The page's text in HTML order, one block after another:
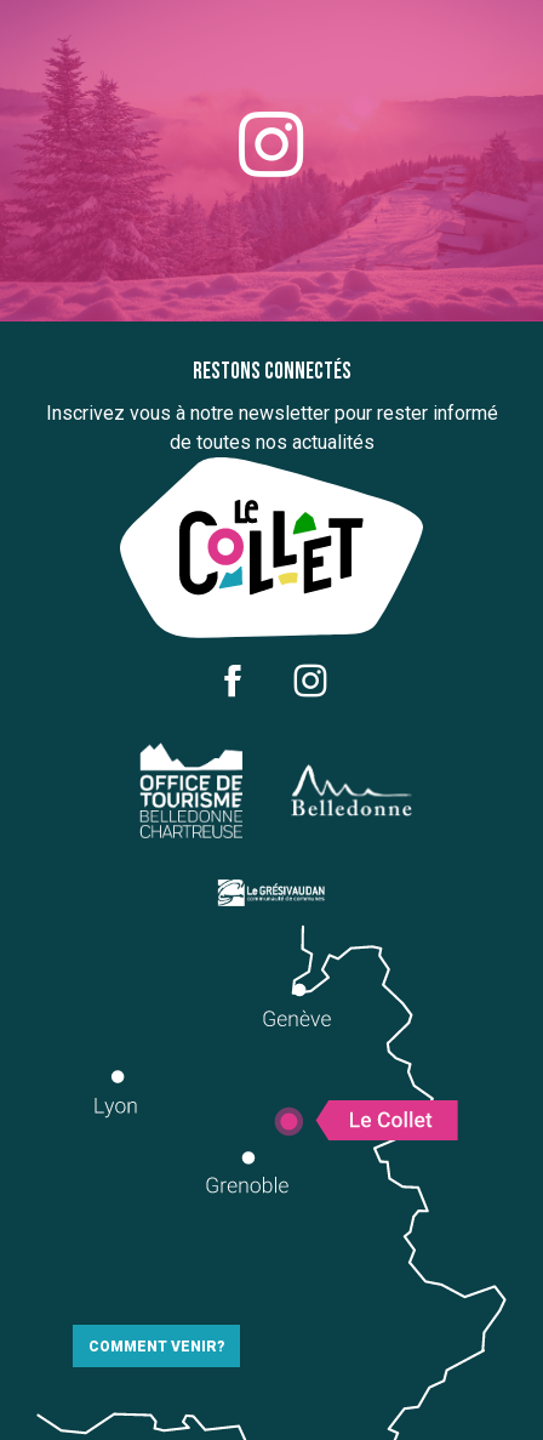
Restons connectés
Inscrivez vous à notre newsletter pour rester informé
de toutes nos actualités
COMMENT VENIR?